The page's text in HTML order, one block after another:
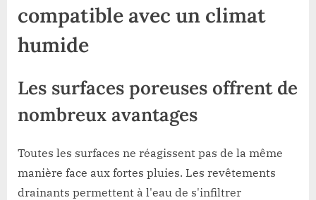
compatible avec un climat
humide
Les surfaces poreuses offrent de
nombreux avantages
Toutes les surfaces ne réagissent pas de la même
manière face aux fortes pluies. Les revêtements
drainants permettent à l'eau de s'infiltrer